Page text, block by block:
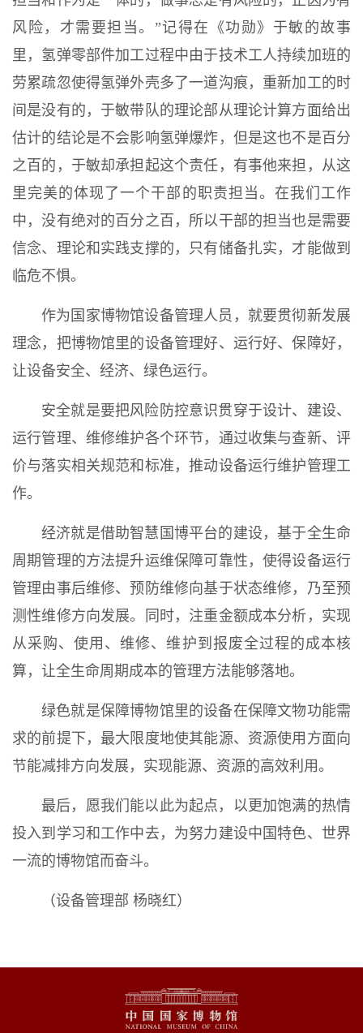
风险，才需要担当。”记得在《功勋》于敏的故事
里，氢弹零部件加工过程中由于技术工人持续加班的
劳累疏忽使得氢弹外壳多了一道沟痕，重新加工的时
间是没有的，于敏带队的理论部从理论计算方面给出
估计的结论是不会影响氢弹爆炸，但是这也不是百分
之百的，于敏却承担起这个责任，有事他来担，从这
里完美的体现了一个干部的职责担当。在我们工作
中，没有绝对的百分之百，所以干部的担当也是需要
信念、理论和实践支撑的，只有储备扎实，才能做到
临危不惧。
作为国家博物馆设备管理人员，就要贯彻新发展
理念，把博物馆里的设备管理好、运行好、保障好，
让设备安全、经济、绿色运行。
安全就是要把风险防控意识贯穿于设计、建设、
运行管理、维修维护各个环节，通过收集与查新、评
价与落实相关规范和标准，推动设备运行维护管理工
作。
经济就是借助智慧国博平台的建设，基于全生命
周期管理的方法提升运维保障可靠性，使得设备运行
管理由事后维修、预防维修向基于状态维修，乃至预
测性维修方向发展。同时，注重金额成本分析，实现
从采购、使用、维修、维护到报废全过程的成本核
算，让全生命周期成本的管理方法能够落地。
绿色就是保障博物馆里的设备在保障文物功能需
求的前提下，最大限度地使其能源、资源使用方面向
节能减排方向发展，实现能源、资源的高效利用。
最后，愿我们能以此为起点，以更加饱满的热情
投入到学习和工作中去，为努力建设中国特色、世界
一流的博物馆而奋斗。
（设备管理部 杨晓红）